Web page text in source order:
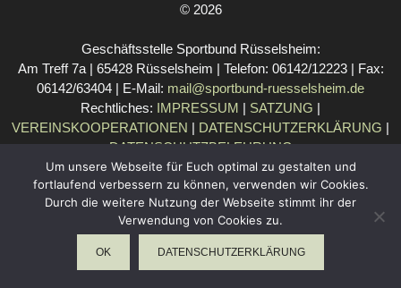
© 2026
Geschäftsstelle Sportbund Rüsselsheim:
Am Treff 7a | 65428 Rüsselsheim | Telefon: 06142/12223 | Fax:
06142/63404 | E-Mail: mail@sportbund-ruesselsheim.de
Rechtliches: IMPRESSUM | SATZUNG |
VEREINSKOOPERATIONEN | DATENSCHUTZERKLÄRUNG |
DATENSCHUTZBELEHRUNG
WebDesign Riedel
Um unsere Webseite für Euch optimal zu gestalten und
fortlaufend verbessern zu können, verwenden wir Cookies.
Durch die weitere Nutzung der Webseite stimmt ihr der
Verwendung von Cookies zu.
OK DATENSCHUTZERKLÄRUNG